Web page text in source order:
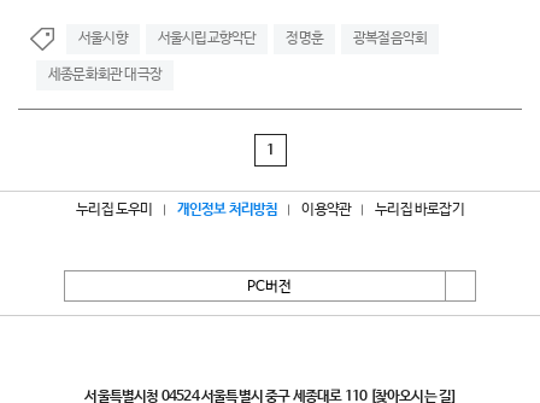
서울시향 서울시립교향악단 정명훈 광복절음악회
세종문화회관 대극장
1
누리집 도우미 개인정보 처리방침 이용약관 누리집 바로잡기
PC버전
서울특별시청 04524 서울특별시 중구 세종대로 110 [찾아오시는 길]